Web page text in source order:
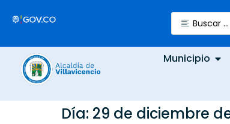
Municipio
Día: 29 de diciembre